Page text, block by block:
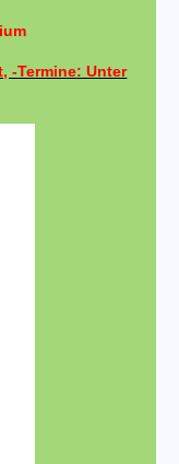
-Termine: Unter